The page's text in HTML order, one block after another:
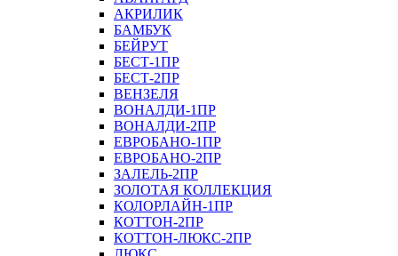
АКРИЛИК
БАМБУК
БЕЙРУТ
БЕСТ-1ПР
БЕСТ-2ПР
ВЕНЗЕЛЯ
ВОНАЛДИ-1ПР
ВОНАЛДИ-2ПР
ЕВРОБАНО-1ПР
ЕВРОБАНО-2ПР
ЗАЛЕЛЬ-2ПР
ЗОЛОТАЯ КОЛЛЕКЦИЯ
КОЛОРЛАЙН-1ПР
КОТТОН-2ПР
КОТТОН-ЛЮКС-2ПР